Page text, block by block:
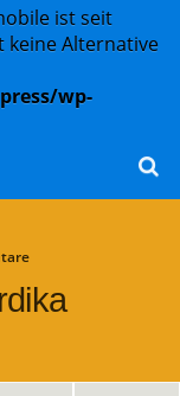
ist seit
keine Alternative
wp-